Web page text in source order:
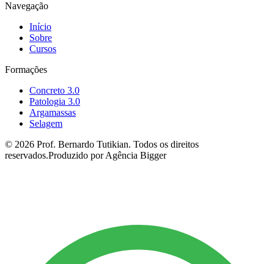
Navegação
Início
Sobre
Cursos
Formações
Concreto 3.0
Patologia 3.0
Argamassas
Selagem
© 2026 Prof. Bernardo Tutikian. Todos os direitos
reservados.Produzido por Agência Bigger